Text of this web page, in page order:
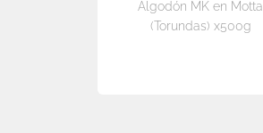
Algodón MK en Motta
(Torundas) x500g